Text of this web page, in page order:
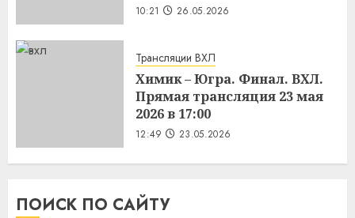
10:21 26.05.2026
Трансляции ВХЛ
Химик – Югра. Финал. ВХЛ.
Прямая трансляция 23 мая
2026 в 17:00
12:49 23.05.2026
ПОИСК ПО САЙТУ